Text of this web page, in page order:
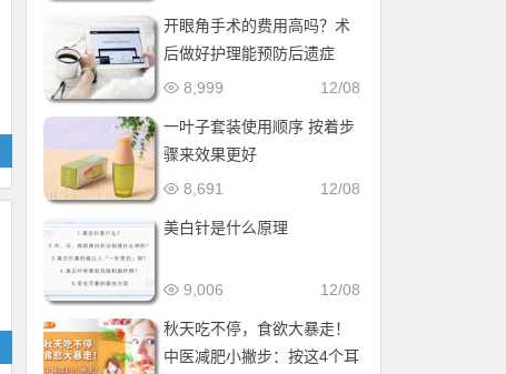
开眼角手术的费用高吗？术
后做好护理能预防后遗症
12/08
8,999
一叶子套装使用顺序 按着步
骤来效果更好
12/08
8,691
美白针是什么原理
12/08
9,006
秋天吃不停，食欲大暴走！
中医减肥小撇步：按这4个耳